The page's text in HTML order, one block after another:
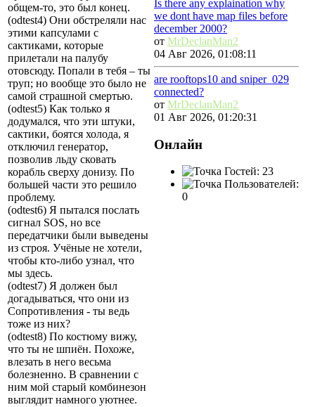
общем-то, это был конец.
(odtest4) Они обстреляли нас
этими капсулами с
сактиками, которые
прилетали на палубу
отовсюду. Попали в тебя – ты
труп; но вообще это было не
самой страшной смертью.
(odtest5) Как только я
додумался, что эти штуки,
сактики, боятся холода, я
отключил генератор,
позволив льду сковать
корабль сверху донизу. По
большей части это решило
проблему.
(odtest6) Я пытался послать
сигнал SOS, но все
передатчики были выведены
из строя. Учёные не хотели,
чтобы кто-либо узнал, что
мы здесь.
(odtest7) Я должен был
догадываться, что они из
Сопротивления - ты ведь
тоже из них?
(odtest8) По костюму вижу,
что ты не шпиён. Похоже,
влезать в него весьма
болезненно. В сравнении с
ним мой старый комбинезон
выглядит намного уютнее.
Is there any explaination why
we dont have map files before
december 2000?
от MrDeclanMan2
04 Авг 2026, 01:08:11
are rooftops10 and sniper_029
connected?
от MrDeclanMan2
01 Авг 2026, 01:20:31
Онлайн
Гостей: 23
Пользователей:
0